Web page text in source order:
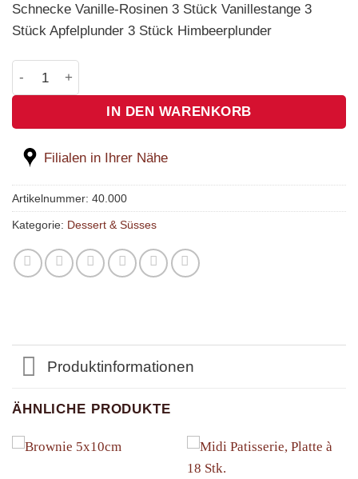
Schnecke Vanille-Rosinen 3 Stück Vanillestange 3
Stück Apfelplunder 3 Stück Himbeerplunder
IN DEN WARENKORB
Filialen in Ihrer Nähe
Artikelnummer: 40.000
Kategorie: Dessert & Süsses
Produktinformationen
ÄHNLICHE PRODUKTE